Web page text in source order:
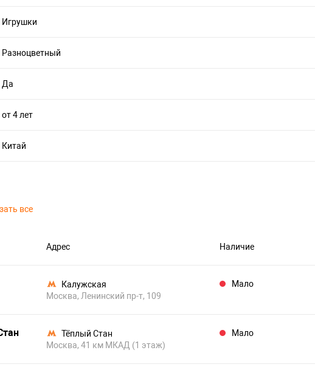
Игрушки
Разноцветный
Да
от 4 лет
Китай
все
Адрес Наличие
Калужская
Москва, Ленинский пр-т, 109
Мало
Тёплый Стан
Москва, 41 км МКАД (1 этаж)
Мало